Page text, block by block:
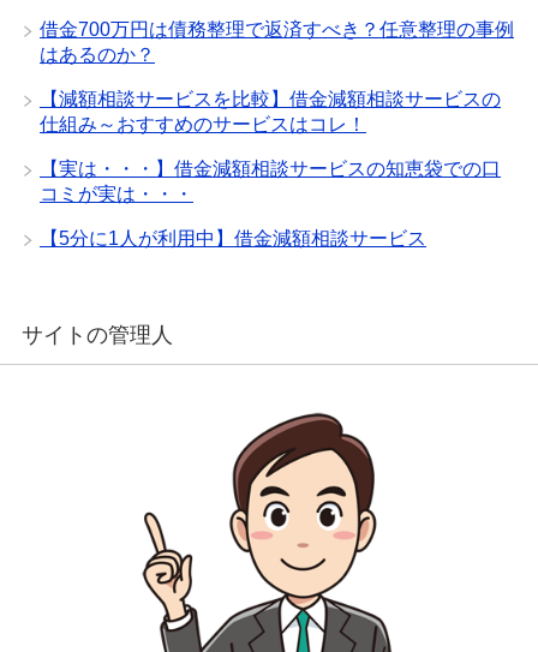
借金700万円は債務整理で返済すべき？任意整理の事例
はあるのか？
【減額相談サービスを比較】借金減額相談サービスの
仕組み～おすすめのサービスはコレ！
【実は・・・】借金減額相談サービスの知恵袋での口
コミが実は・・・
【5分に1人が利用中】借金減額相談サービス
サイトの管理人